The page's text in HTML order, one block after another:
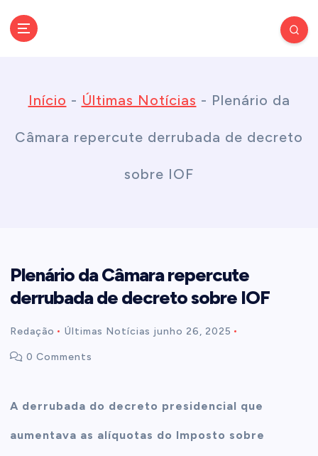
Início - Últimas Notícias - Plenário da
Câmara repercute derrubada de decreto
sobre IOF
Plenário da Câmara repercute
derrubada de decreto sobre IOF
Redação Últimas Notícias junho 26, 2025
0 Comments
A derrubada do decreto presidencial que
aumentava as alíquotas do Imposto sobre